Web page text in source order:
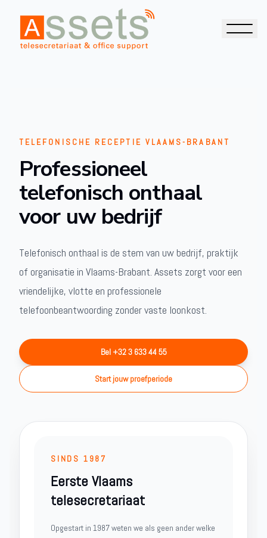
TELEFONISCHE RECEPTIE VLAAMS-BRABANT
Professioneel
telefonisch onthaal
voor uw bedrijf
Telefonisch onthaal is de stem van uw bedrijf, praktijk
of organisatie in Vlaams-Brabant. Assets zorgt voor een
vriendelijke, vlotte en professionele
telefoonbeantwoording zonder vaste loonkost.
Bel +32 3 633 44 55
Start jouw proefperiode
SINDS 1987
Eerste Vlaams
telesecretariaat
Opgestart in 1987 weten we als geen ander welke